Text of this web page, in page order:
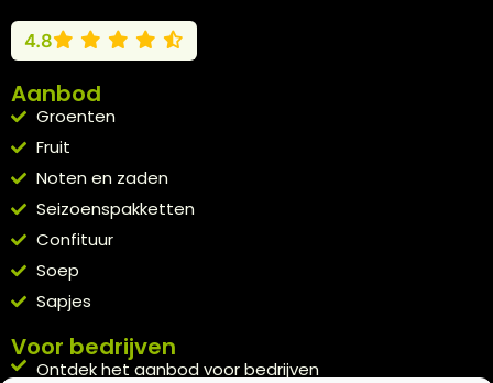
4.8
Aanbod
Groenten
Fruit
Noten en zaden
Seizoenspakketten
Confituur
Soep
Sapjes
Voor bedrijven
Ontdek het aanbod voor bedrijven